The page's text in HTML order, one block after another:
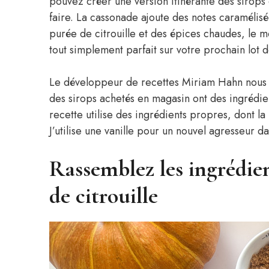
faire. La cassonade ajoute des notes
purée de citrouille et des épices chaudes, le
tout simplement parfait sur votre prochain lot
Le développeur de recettes Miriam Hahn
des sirops achetés en magasin ont des
recette utilise des ingrédients propres, dont
J’utilise une vanille pour un nouvel agresseur
Rassemblez les
de citrouille